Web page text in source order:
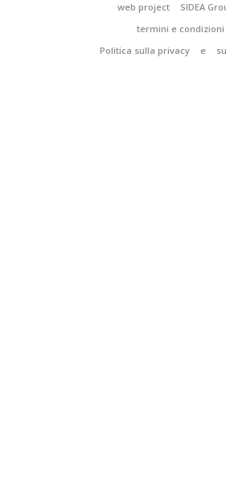
web project
SIDEA
termini e condizioni
Politica sulla privacy
e